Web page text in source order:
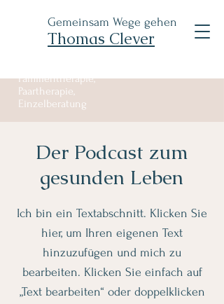
Gemeinsam Wege gehen
Thomas Clever
Familientherapie,
Paartherapie,
Einzelberatung
Der Podcast zum
gesunden Leben
Ich bin ein Textabschnitt. Klicken Sie
hier, um Ihren eigenen Text
hinzuzufügen und mich zu
bearbeiten. Klicken Sie einfach auf
„Text bearbeiten“ oder doppelklicken